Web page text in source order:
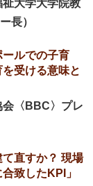
大学大学院教
長）
ールでの子育
受ける意味と
会〈BBC〉プレ
直すか？ 現場
致したKPI」